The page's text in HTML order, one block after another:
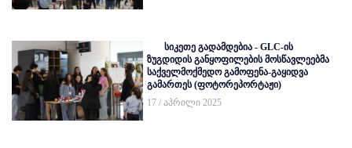
სიკეთე გადამდებია - GLC-ის
ზუგდიდის განყოფილების მოსწავლეებმა
საქველმოქმედო გამოფენა-გაყიდვა
გამართეს (ფოტორეპორტაჟი)
17 / აპრილი 2025